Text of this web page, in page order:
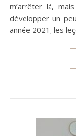
m’arrêter là,
développer un
année 2021, les